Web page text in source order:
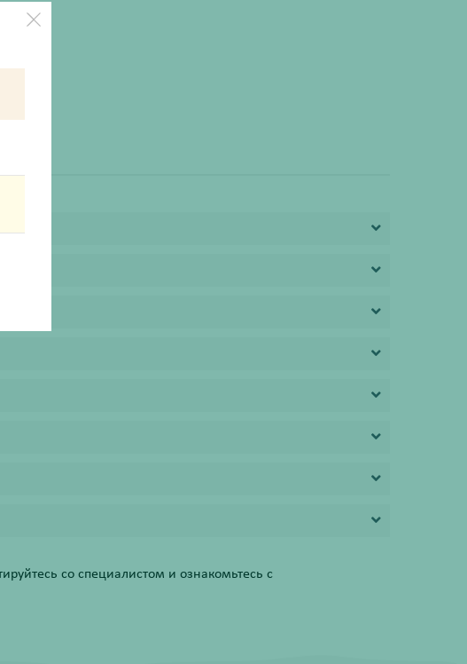
со специалистом и ознакомьтесь с